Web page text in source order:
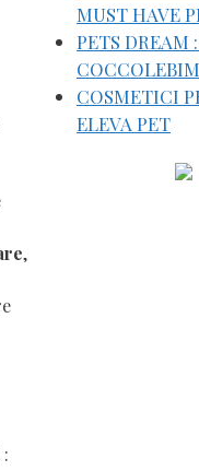
,
MUST HAVE
PETS DREAM
COSMETICI
ELEVA PET